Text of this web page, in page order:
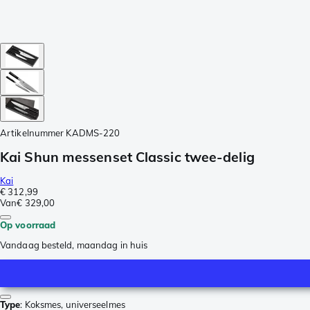
Artikelnummer KADMS-220
Kai Shun messenset Classic twee-delig
Kai
€ 312,99
Van€ 329,00
Op voorraad
Vandaag besteld, maandag in huis
Type: Koksmes, universeelmes